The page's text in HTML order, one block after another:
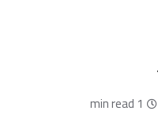
1 min read